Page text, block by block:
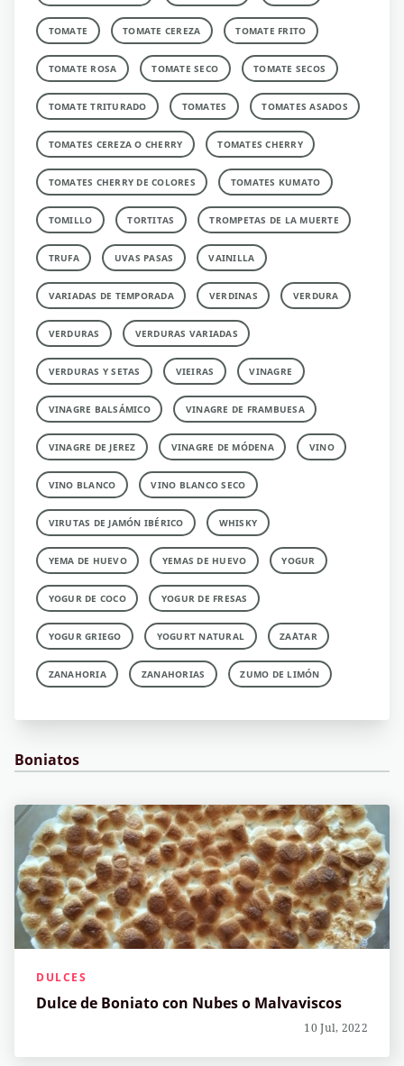
TOMATE TOMATE CEREZA TOMATE FRITO
TOMATE ROSA TOMATE SECO TOMATE SECOS
TOMATE TRITURADO TOMATES TOMATES ASADOS
TOMATES CEREZA O CHERRY TOMATES CHERRY
TOMATES CHERRY DE COLORES TOMATES KUMATO
TOMILLO TORTITAS TROMPETAS DE LA MUERTE
TRUFA UVAS PASAS VAINILLA
VARIADAS DE TEMPORADA VERDINAS VERDURA
VERDURAS VERDURAS VARIADAS
VERDURAS Y SETAS VIEIRAS VINAGRE
VINAGRE BALSÁMICO VINAGRE DE FRAMBUESA
VINAGRE DE JEREZ VINAGRE DE MÓDENA VINO
VINO BLANCO VINO BLANCO SECO
VIRUTAS DE JAMÓN IBÉRICO WHISKY
YEMA DE HUEVO YEMAS DE HUEVO YOGUR
YOGUR DE COCO YOGUR DE FRESAS
YOGUR GRIEGO YOGURT NATURAL ZA´ATAR
ZANAHORIA ZANAHORIAS ZUMO DE LIMÓN
Boniatos
DULCES
Dulce de Boniato con Nubes o Malvaviscos
10 Jul, 2022